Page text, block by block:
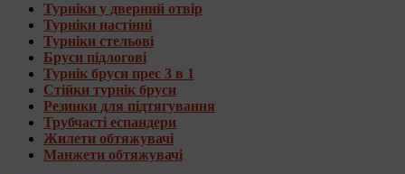
Турніки у дверний отвір
Турніки настінні
Турніки стельові
Бруси підлогові
Турнік бруси прес 3 в 1
Стійки турнік бруси
Резинки для підтягування
Трубчасті еспандери
Жилети обтяжувачі
Манжети обтяжувачі